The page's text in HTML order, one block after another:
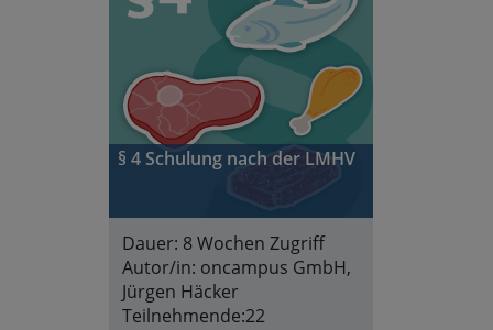
§ 4 Schulung nach der LMHV
Dauer: 8 Wochen Zugriff
Autor/in: oncampus GmbH,
Jürgen Häcker
Teilnehmende:22